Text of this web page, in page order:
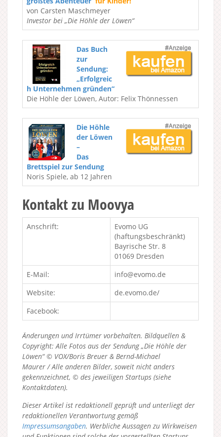
von Carsten Maschmeyer
Investor bei „Die Höhle der Löwen“
Das Buch
zur
Sendung:
„Erfolgreic
h Unternehmen gründen“
Die Höhle der Löwen, Autor: Felix Thönnessen
Die Höhle
der Löwen
–
Das
Brettspiel zur Sendung
Noris Spiele, ab 12 Jahren
Kontakt zu Moovya
Anschrift:
Evomo UG
(haftungsbeschränkt)
Bayrische Str. 8
01069 Dresden
E-Mail:
info@evomo.de
Website:
de.evomo.de/
Facebook:
Änderungen und Irrtümer vorbehalten. Bildquellen &
Copyright: Alle Fotos aus der Sendung „Die Höhle der
Löwen“ © VOX/Boris Breuer & Bernd-Michael
Maurer / Alle anderen Bilder, soweit nicht anders
gekennzeichnet, © des jeweiligen Startups (siehe
Kontaktdaten).
Dieser Artikel ist redaktionell geprüft und unterliegt der
redaktionellen Verantwortung gemäß
Impressumsangaben. Werbliche Aussagen zu Wirkweisen